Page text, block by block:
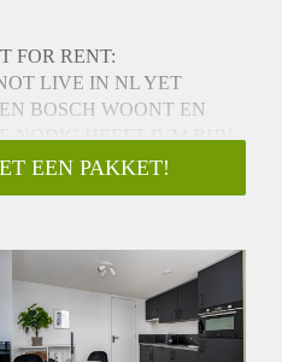
FOR RENT:
LIVE IN NL YET
BOSCH WOONT EN
NODIG HEEFT IVM BIJV.
ETC.
centrum van 's-
met zicht op de kerk.
appartement is perfect voor
comfortabele en stijlvolle
levendige stad.
EEN PAKKET!